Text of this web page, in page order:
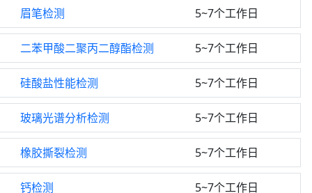
眉笔检测 5~7个工作日
二苯甲酸二聚丙二醇酯检测 5~7个工作日
硅酸盐性能检测 5~7个工作日
玻璃光谱分析检测 5~7个工作日
橡胶撕裂检测 5~7个工作日
钙检测 5~7个工作日